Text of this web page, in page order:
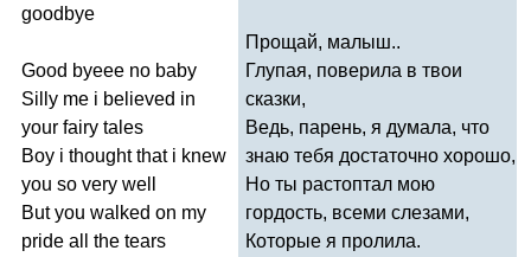
goodbye
Good byeee no baby
Silly me i believed in
your fairy tales
Boy i thought that i knew
you so very well
But you walked on my
pride all the tears
Прощай, малыш..
Глупая, поверила в твои
сказки,
Ведь, парень, я думала, что
знаю тебя достаточно хорошо,
Но ты растоптал мою
гордость, всеми слезами,
Которые я пролила.